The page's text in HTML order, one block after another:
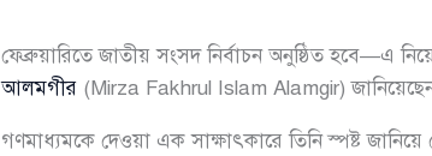
ফেব্রুয়ারিতে জাতীয় সংসদ নির্বাচন অনুষ্ঠিত হবে—এ
আলমগীর (Mirza Fakhrul Islam Alamgir) জানিয়েছেন,
গণমাধ্যমকে দেওয়া এক সাক্ষাৎকারে তিনি স্পষ্ট